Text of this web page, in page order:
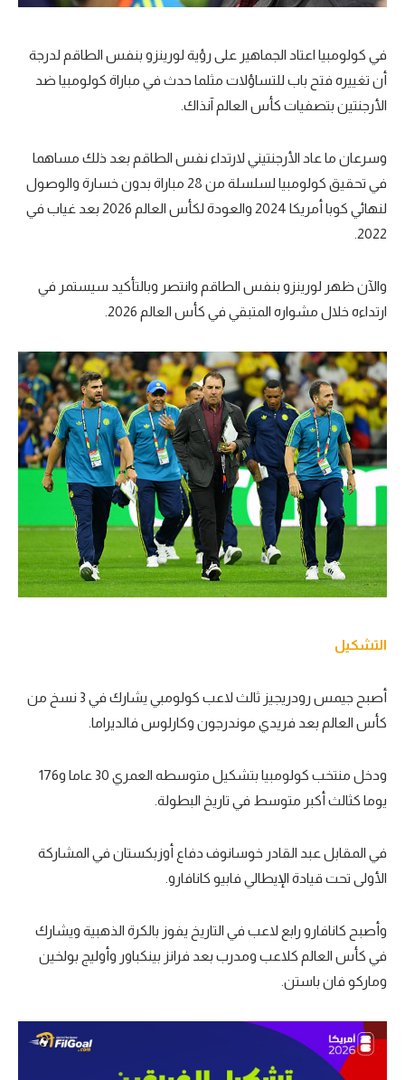
في كولومبيا اعتاد الجماهير على رؤية لورينزو بنفس الطاقم لدرجة
أن تغييره فتح باب للتساؤلات مثلما حدث في مباراة كولومبيا ضد
الأرجنتين بتصفيات كأس العالم آنذاك.
وسرعان ما عاد الأرجنتيني لارتداء نفس الطاقم بعد ذلك مساهما
في تحقيق كولومبيا لسلسلة من 28 مباراة بدون خسارة والوصول
لنهائي كوبا أمريكا 2024 والعودة لكأس العالم 2026 بعد غياب في
2022.
والآن ظهر لورينزو بنفس الطاقم وانتصر وبالتأكيد سيستمر في
ارتداءه خلال مشواره المتبقي في كأس العالم 2026.
التشكيل
أصبح جيمس رودريجيز ثالث لاعب كولومبي يشارك في 3 نسخ من
كأس العالم بعد فريدي موندرجون وكارلوس فالديراما.
ودخل منتخب كولومبيا بتشكيل متوسطه العمري 30 عاما و176
يوما كثالث أكبر متوسط في تاريخ البطولة.
في المقابل عبد القادر خوسانوف دفاع أوزبكستان في المشاركة
الأولى تحت قيادة الإيطالي فابيو كانافارو.
وأصبح كانافارو رابع لاعب في التاريخ يفوز بالكرة الذهبية ويشارك
في كأس العالم كلاعب ومدرب بعد فرانز بينكباور وأوليج بولخين
وماركو فان باستن.